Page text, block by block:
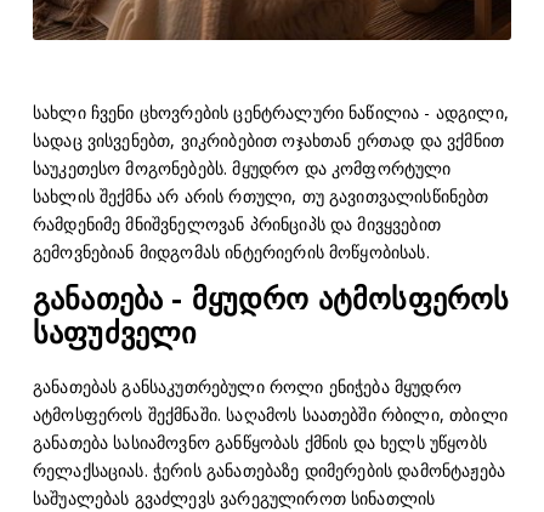
სახლი ჩვენი ცხოვრების ცენტრალური ნაწილია - ადგილი,
სადაც ვისვენებთ, ვიკრიბებით ოჯახთან ერთად და ვქმნით
საუკეთესო მოგონებებს. მყუდრო და კომფორტული
სახლის შექმნა არ არის რთული, თუ გავითვალისწინებთ
რამდენიმე მნიშვნელოვან პრინციპს და მივყვებით
გემოვნებიან მიდგომას ინტერიერის მოწყობისას.
განათება - მყუდრო ატმოსფეროს
საფუძველი
განათებას განსაკუთრებული როლი ენიჭება მყუდრო
ატმოსფეროს შექმნაში. საღამოს საათებში რბილი, თბილი
განათება სასიამოვნო განწყობას ქმნის და ხელს უწყობს
რელაქსაციას. ჭერის განათებაზე დიმერების დამონტაჟება
საშუალებას გვაძლევს ვარეგულიროთ სინათლის